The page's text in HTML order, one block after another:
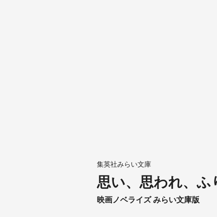
集英社みらい文庫
思い、思われ、ふ
映画ノベライズ みらい文庫版